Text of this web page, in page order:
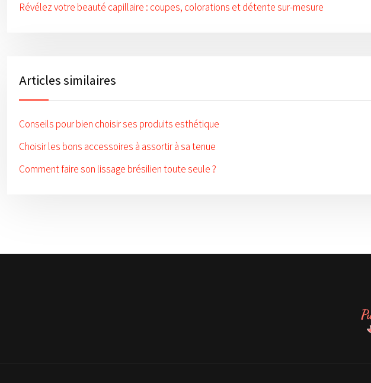
Révélez votre beauté capillaire : coupes, colorations et détente sur-mesure
Articles similaires
Conseils pour bien choisir ses produits esthétique
Choisir les bons accessoires à assortir à sa tenue
Comment faire son lissage brésilien toute seule ?